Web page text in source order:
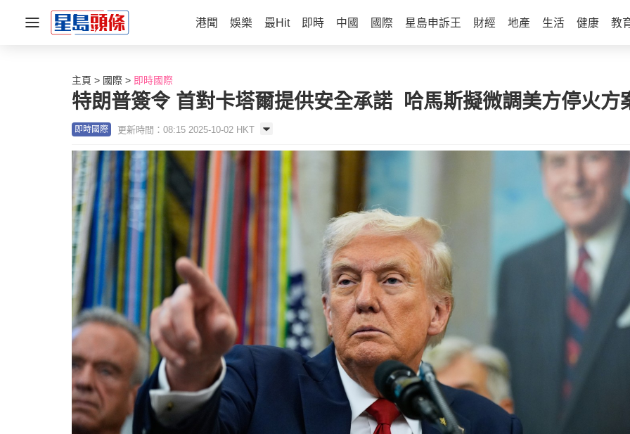
港聞 娛樂 最Hit 即時 中國 國際 星島申訴王 財經 地產 生活 健康 教
主頁 國際 即時國際
特朗普簽令 首對卡塔爾提供安全承諾 哈馬斯擬微調美方停火方
即時國際 更新時間：08:15 2025-10-02 HKT